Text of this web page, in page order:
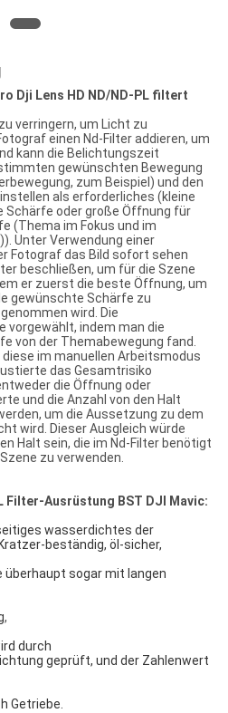
Dji Lens HD ND/ND-PL filtert
verringern, um Licht zu
einen Nd-Filter addieren, um
kann die Belichtungszeit
gewünschten Bewegung
zum Beispiel) und den
als erforderliches (kleine
Schärfe oder große Öffnung für
(Thema im Fokus und im
Unter Verwendung einer
Fotograf das Bild sofort sehen
beschließen, um für die Szene
er zuerst die beste Öffnung, um
gewünschte Schärfe zu
wird. Die
vorgewählt, indem man die
von der Themabewegung fand.
diese im manuellen Arbeitsmodus
das Gesamtrisiko
die Öffnung oder
und die Anzahl von den Halt
um die Aussetzung zu dem
wird. Dieser Ausgleich würde
Halt sein, die im Nd-Filter benötigt
zu verwenden.
Filter-Ausrüstung BST DJI Mavic:
wasserdichtes der
beständig, öl-sicher,
überhaupt sogar mit langen
,
durch
geprüft, und der Zahlenwert
Getriebe.